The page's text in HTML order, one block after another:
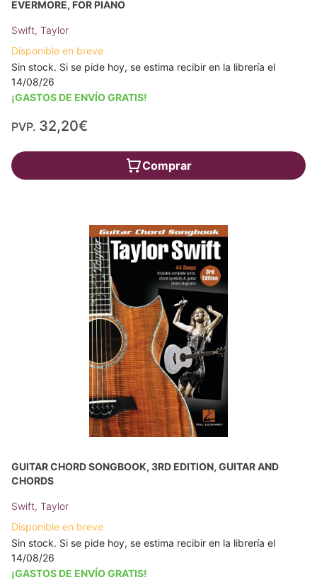
EVERMORE, FOR PIANO
Swift, Taylor
Disponible en breve
Sin stock. Si se pide hoy, se estima recibir en la librería el
14/08/26
¡GASTOS DE ENVÍO GRATIS!
PVP. 32,20€
Comprar
GUITAR CHORD SONGBOOK, 3RD EDITION, GUITAR AND
CHORDS
Swift, Taylor
Disponible en breve
Sin stock. Si se pide hoy, se estima recibir en la librería el
14/08/26
¡GASTOS DE ENVÍO GRATIS!